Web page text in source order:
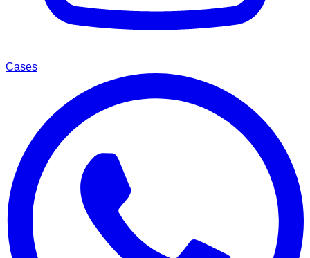
Cases